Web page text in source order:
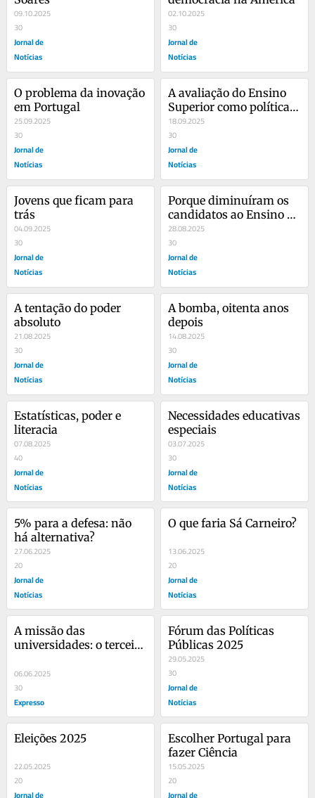
09.10.2025
30
Jornal de
Notícias
02.10.2025
30
Jornal de
Notícias
O problema da inovação
em Portugal
25.09.2025
30
Jornal de
Notícias
A avaliação do Ensino
Superior como política
pública
18.09.2025
30
Jornal de
Notícias
Jovens que ficam para
trás
04.09.2025
30
Jornal de
Notícias
Porque diminuíram os
candidatos ao Ensino
Superior?
28.08.2025
30
Jornal de
Notícias
A tentação do poder
absoluto
21.08.2025
30
Jornal de
Notícias
A bomba, oitenta anos
depois
14.08.2025
30
Jornal de
Notícias
Estatísticas, poder e
literacia
07.08.2025
40
Jornal de
Notícias
Necessidades educativas
especiais
03.07.2025
30
Jornal de
Notícias
5% para a defesa: não
há alternativa?
27.06.2025
20
Jornal de
Notícias
O que faria Sá Carneiro?
13.06.2025
20
Jornal de
Notícias
A missão das
universidades: o terceiro
06.06.2025
30
Expresso
Fórum das Políticas
Públicas 2025
29.05.2025
30
Jornal de
Notícias
Eleições 2025
22.05.2025
20
Jornal de
Escolher Portugal para
fazer Ciência
15.05.2025
20
Jornal de